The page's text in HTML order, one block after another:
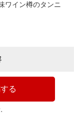
ワイン樽のタンニ
る